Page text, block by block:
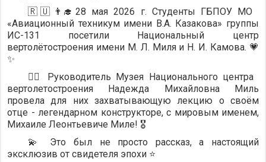
🇷🇺👨‍🎓28 мая 2026 г. Студенты ГБПОУ МО
«Авиационный техникум имени В.А. Казакова» группы
ИС-131 посетили Национальный центр
вертолётостроения имени М. Л. Миля и Н. И. Камова. 💗
✨
💁‍♀️ Руководитель Музея Национального центра
вертолетостроения Надежда Михайловна Миль
провела для них захватывающую лекцию о своём
отце - легендарном конструкторе, с мировым именем,
Михаиле Леонтьевиче Миле! 🎖️
💫 Это был не просто рассказ, а настоящий
эксклюзив от свидетеля эпохи ⭐